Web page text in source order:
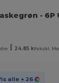
- 6P
24.85 krekskl.
alle + 26